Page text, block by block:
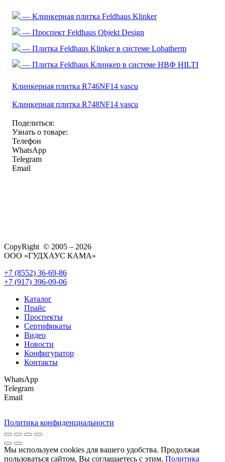
— Клинкерная плитка Feldhaus Klinker
— Проспект Feldhaus Objekt Design
— Плитка Feldhaus Klinker в системе Lobatherm
— Плитка Feldhaus Клинкер в системе НВФ HILTI
Клинкерная плитка R746NF14 vascu
Клинкерная плитка R748NF14 vascu
Поделиться:
Узнать о товаре:
Телефон
WhatsApp
Telegram
Email
CopyRight © 2005 – 2026
ООО «ГУДХАУС КАМА»
+7 (8552) 36-69-86
+7 (917) 396-09-06
Каталог
Прайс
Проспекты
Сертификаты
Видео
Новости
Конфигуратор
Контакты
WhatsApp
Telegram
Email
Политика конфиденциальности
Мы используем cookies для вашего удобства. Продолжая
пользоваться сайтом, Вы соглашаетесь с этим. Политика